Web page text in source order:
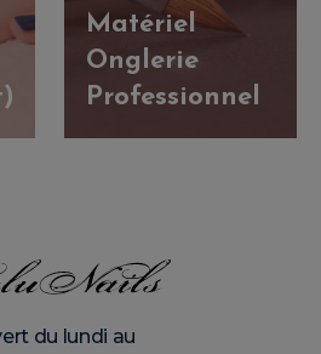
Matériel
Onglerie
Professionnel
du lundi au